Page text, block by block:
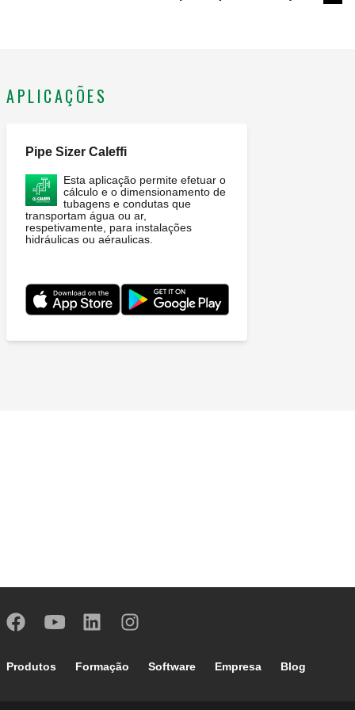
APLICAÇÕES
Pipe Sizer Caleffi
Esta aplicação permite efetuar o
cálculo e o dimensionamento de
tubagens e condutas que
transportam água ou ar,
respetivamente, para instalações
hidráulicas ou aéraulicas.
Footer main navigation
Produtos Formação Software Empresa Blog